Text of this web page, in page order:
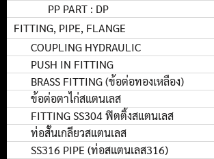
PP PART : DP
FITTING, PIPE, FLANGE
COUPLING HYDRAULIC
PUSH IN FITTING
BRASS FITTING (ข้อต่อทองเหลือง)
ข้อต่อตาไก่สแตนเลส
FITTING SS304 ฟิตติ้งสแตนเลส
ท่อสั้นเกลียวสแตนเลส
SS316 PIPE (ท่อสแตนเลส316)